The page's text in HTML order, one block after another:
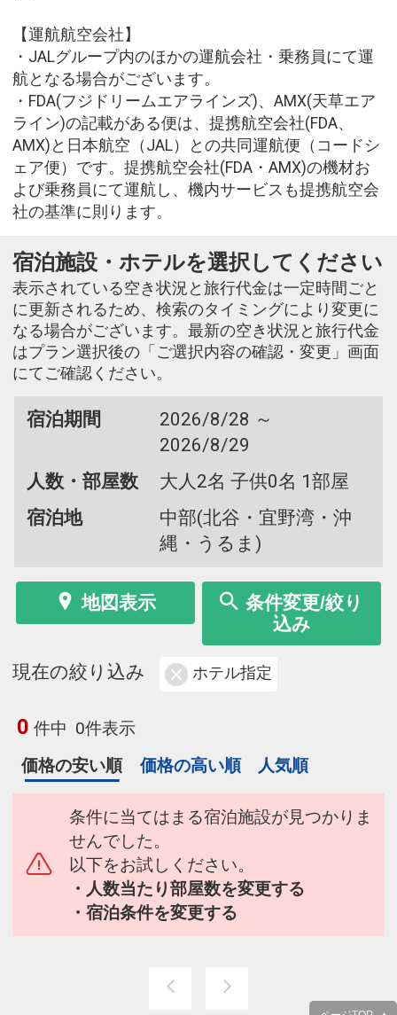
【運航航空会社】
・JALグループ内のほかの運航会社・乗務員にて運
航となる場合がございます。
・FDA(フジドリームエアラインズ)、AMX(天草エア
ライン)の記載がある便は、提携航空会社(FDA、
AMX)と日本航空（JAL）との共同運航便（コードシ
ェア便）です。提携航空会社(FDA・AMX)の機材お
よび乗務員にて運航し、機内サービスも提携航空会
社の基準に則ります。
宿泊施設・ホテルを選択してください
表示されている空き状況と旅行代金は一定時間ごと
に更新されるため、検索のタイミングにより変更に
なる場合がございます。最新の空き状況と旅行代金
はプラン選択後の「ご選択内容の確認・変更」画面
にてご確認ください。
宿泊期間
2026/8/28 ～
2026/8/29
人数・部屋数
大人2名 子供0名 1部屋
宿泊地
中部(北谷・宜野湾・沖
縄・うるま)
地図表示
条件変更/絞り
込み
現在の絞り込み ホテル指定
0 件中 0件表示
価格の安い順
価格の高い順 人気順
条件に当てはまる宿泊施設が見つかりま
せんでした。
以下をお試しください。
・人数当たり部屋数を変更する
・宿泊条件を変更する